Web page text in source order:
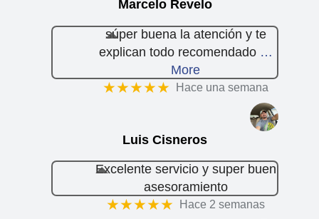
Marcelo Revelo
súper buena la atención y te
explican todo recomendado …
More
★★★★★ Hace una semana
Luis Cisneros
Excelente servicio y super buen
asesoramiento
★★★★★ Hace 2 semanas